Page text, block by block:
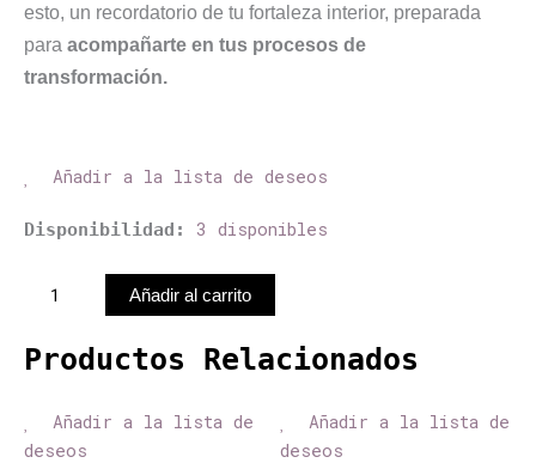
esto, un recordatorio de tu fortaleza interior, preparada
para acompañarte en tus procesos de
transformación.
Añadir a la lista de deseos
Disponibilidad: 3 disponibles
Pendientes
Polilla
Añadir al carrito
Productos Relacionados
Añadir a la lista de
deseos
Añadir a la lista de
deseos